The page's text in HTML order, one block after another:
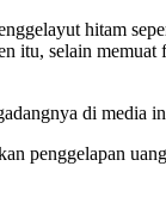
hitam
selain
di media
penggelapan